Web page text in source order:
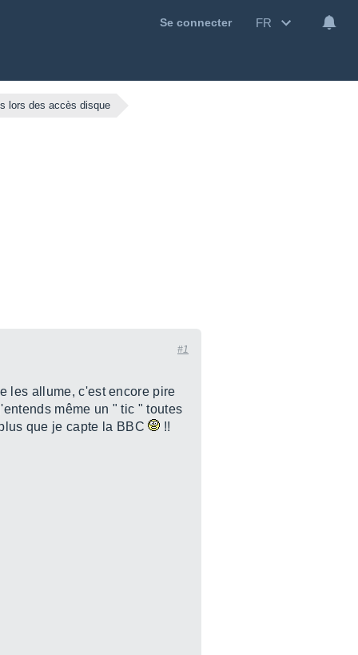
Se connecter FR
lors des accès disque
#1
les allume, c'est encore pire
même un " tic " toutes
que je capte la BBC
!!